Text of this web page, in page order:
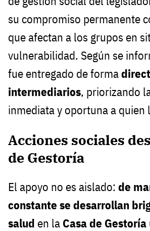
su compromiso permanente
que afectan a los grupos en
vulnerabilidad. Según se
fue entregado de forma
intermediarios, priorizando
inmediata y oportuna a quien
Acciones sociales
de Gestoría
El apoyo no es aislado: de
constante se desarrollan
salud en la Casa de Gestoría